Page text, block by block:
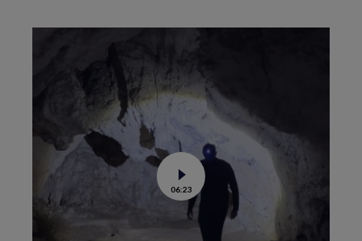
Voir
la
vidéo
de
Réserve
souterraine
06:23